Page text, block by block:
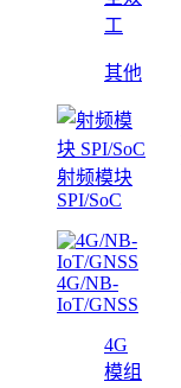
工
其他
射频模块
SPI/SoC
4G/NB-
IoT/GNSS
4G
模组